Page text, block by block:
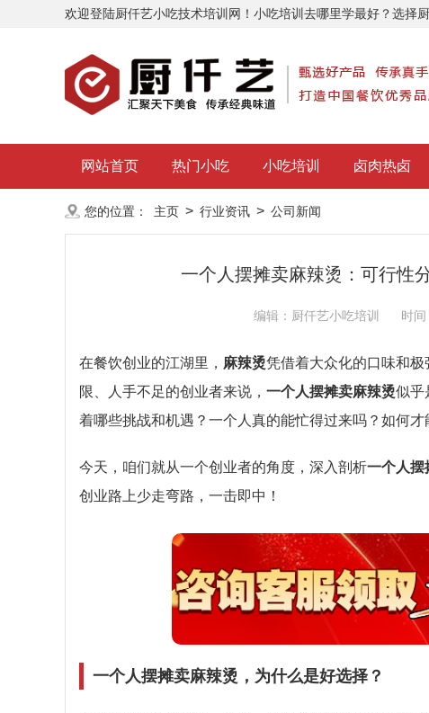
欢迎登陆厨仟艺小吃技术培训网！小吃培训去哪里学最好？选择
网站首页 热门小吃 小吃培训 卤肉热卤
您的位置： 主页 > 行业资讯 > 公司新闻
一个人摆摊卖麻辣烫：可行性
编辑：厨仟艺小吃培训 时
在餐饮创业的江湖里， 麻辣烫凭借着大众化的口味和
限、人手不足的创业者来说， 一个人摆摊卖麻辣烫似乎
着哪些挑战和机遇？一个人真的能忙得过来吗？如何
今天，咱们就从一个创业者的角度，深入剖析一个人摆
创业路上少走弯路，一击即中！
一个人摆摊卖麻辣烫，为什么是好选择？